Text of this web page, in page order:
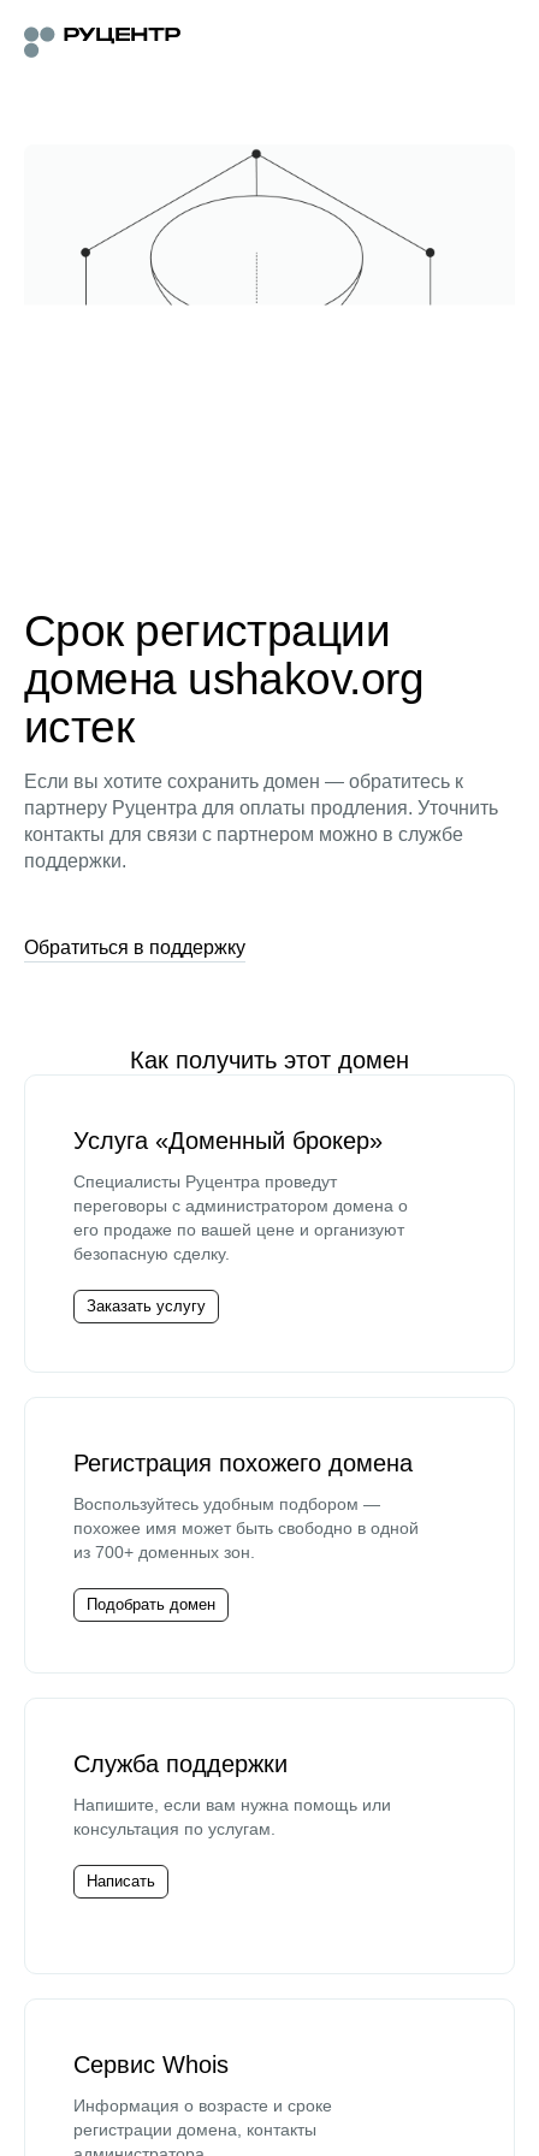
Срок регистрации
домена ushakov.org
истек
Если вы хотите сохранить домен — обратитесь к
партнеру Руцентра для оплаты продления. Уточнить
контакты для связи с партнером можно в службе
поддержки.
Обратиться в поддержку
Как получить этот домен
Услуга «Доменный брокер»
Специалисты Руцентра проведут
переговоры с администратором домена о
его продаже по вашей цене и организуют
безопасную сделку.
Заказать услугу
Регистрация похожего домена
Воспользуйтесь удобным подбором —
похожее имя может быть свободно в одной
из 700+ доменных зон.
Подобрать домен
Служба поддержки
Напишите, если вам нужна помощь или
консультация по услугам.
Написать
Сервис Whois
Информация о возрасте и сроке
регистрации домена, контакты